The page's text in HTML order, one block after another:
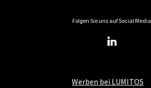
Werben bei LUMITOS
Folgen Sie uns auf Social Media